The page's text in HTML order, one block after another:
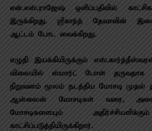
என்.எஸ்.ராஜேஷ் ஒளிப்பதிவில்
இருக்கிறது. ஸ்ரீகாந்த் தேவாவின்
ஆட்டம் போட வைக்கிறது.
எழுதி இயக்கியிருக்கும்
விலையில் ஸ்மார்ட் போன் தருவதாக
நிறுவனம் மூலம் நடத்திய மோசடி முதல்
ஆன்லைன் மோசடிகள் வரை,
மோசடிகளையும்
காட்சிப்படுத்தியிருக்கிறார்.